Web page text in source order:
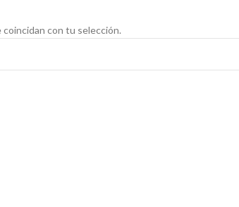
con tu selección.